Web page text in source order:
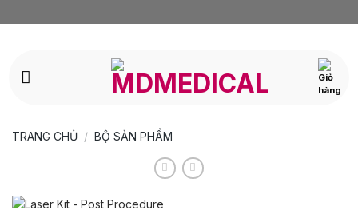
dung
TRANG CHỦ / BỘ SẢN PHẨM